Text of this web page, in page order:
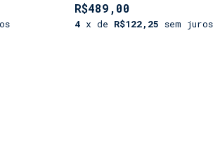
R$489,00
4 x de R$122,25 sem juros